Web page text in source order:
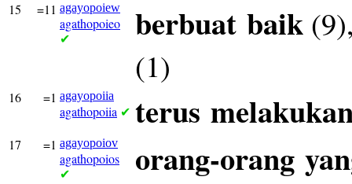
15 =11 agayopoiew
agathopoieo
✔ berbuat baik
(1)
16 =1 agayopoiia
agathopoiia ✔ terus
17 =1 agayopoiov
agathopoios
✔ orang-orang